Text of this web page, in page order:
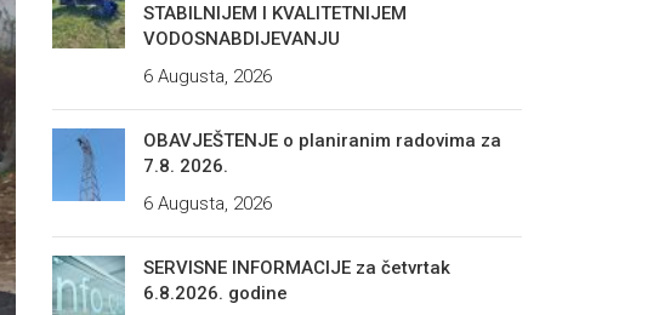
STABILNIJEM I KVALITETNIJEM
VODOSNABDIJEVANJU
6 Augusta, 2026
OBAVJEŠTENJE o planiranim radovima za
7.8. 2026.
6 Augusta, 2026
SERVISNE INFORMACIJE za četvrtak
6.8.2026. godine